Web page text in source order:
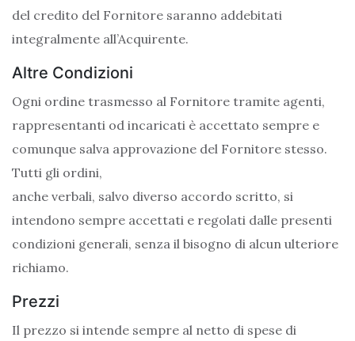
del credito del Fornitore saranno addebitati
integralmente all’Acquirente.
Altre Condizioni
Ogni ordine trasmesso al Fornitore tramite agenti,
rappresentanti od incaricati è accettato sempre e
comunque salva approvazione del Fornitore stesso.
Tutti gli ordini,
anche verbali, salvo diverso accordo scritto, si
intendono sempre accettati e regolati dalle presenti
condizioni generali, senza il bisogno di alcun ulteriore
richiamo.
Prezzi
Il prezzo si intende sempre al netto di spese di